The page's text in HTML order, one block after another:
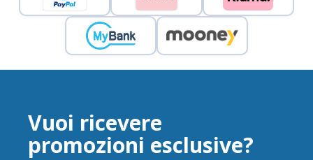
Vuoi ricevere
promozioni esclusive?